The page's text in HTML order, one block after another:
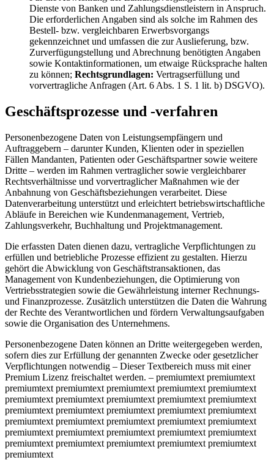
Dienste von Banken und Zahlungsdienstleistern in Anspruch.
Die erforderlichen Angaben sind als solche im Rahmen des
Bestell- bzw. vergleichbaren Erwerbsvorgangs
gekennzeichnet und umfassen die zur Auslieferung, bzw.
Zurverfügungstellung und Abrechnung benötigten Angaben
sowie Kontaktinformationen, um etwaige Rücksprache halten
zu können; Rechtsgrundlagen: Vertragserfüllung und
vorvertragliche Anfragen (Art. 6 Abs. 1 S. 1 lit. b) DSGVO).
Geschäftsprozesse und -verfahren
Personenbezogene Daten von Leistungsempfängern und
Auftraggebern – darunter Kunden, Klienten oder in speziellen
Fällen Mandanten, Patienten oder Geschäftspartner sowie weitere
Dritte – werden im Rahmen vertraglicher sowie vergleichbarer
Rechtsverhältnisse und vorvertraglicher Maßnahmen wie der
Anbahnung von Geschäftsbeziehungen verarbeitet. Diese
Datenverarbeitung unterstützt und erleichtert betriebswirtschaftliche
Abläufe in Bereichen wie Kundenmanagement, Vertrieb,
Zahlungsverkehr, Buchhaltung und Projektmanagement.
Die erfassten Daten dienen dazu, vertragliche Verpflichtungen zu
erfüllen und betriebliche Prozesse effizient zu gestalten. Hierzu
gehört die Abwicklung von Geschäftstransaktionen, das
Management von Kundenbeziehungen, die Optimierung von
Vertriebsstrategien sowie die Gewährleistung interner Rechnungs-
und Finanzprozesse. Zusätzlich unterstützen die Daten die Wahrung
der Rechte des Verantwortlichen und fördern Verwaltungsaufgaben
sowie die Organisation des Unternehmens.
Personenbezogene Daten können an Dritte weitergegeben werden,
sofern dies zur Erfüllung der genannten Zwecke oder gesetzlicher
Verpflichtungen notwendig – Dieser Textbereich muss mit einer
Premium Lizenz freischaltet werden. – premiumtext premiumtext
premiumtext premiumtext premiumtext premiumtext premiumtext
premiumtext premiumtext premiumtext premiumtext premiumtext
premiumtext premiumtext premiumtext premiumtext premiumtext
premiumtext premiumtext premiumtext premiumtext premiumtext
premiumtext premiumtext premiumtext premiumtext premiumtext
premiumtext premiumtext premiumtext premiumtext premiumtext
premiumtext